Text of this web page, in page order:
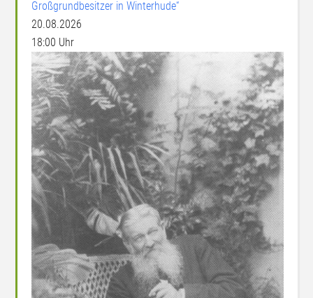
Großgrundbesitzer in Winterhude“
20.08.2026
18:00 Uhr